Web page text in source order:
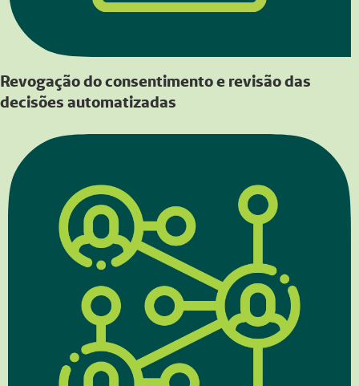
Revogação do consentimento e revisão das
decisões automatizadas